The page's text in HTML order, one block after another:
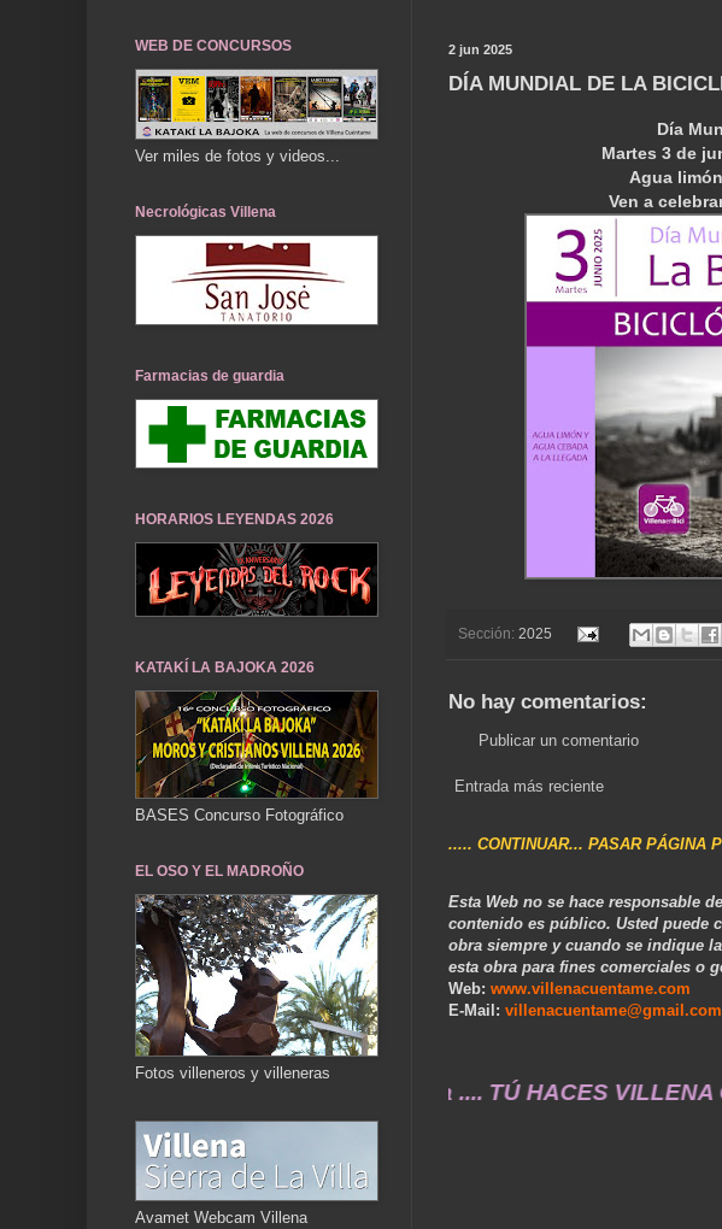
2 jun 2025
DÍA MUNDIAL DE LA
Día
Martes 3 de
Agua
Ven a
Sección: 2025
No hay comentarios:
Publicar un comentario
Entrada más reciente
..... CONTINUAR... PASAR PÁGINA
Esta Web no se hace responsable
contenido es público. Usted puede
obra siempre y cuando se indique
esta obra para fines comerciales o
Web: www.villenacuentame.com
E-Mail: villenacuentame@gmail.com
de ayer durarán toda una vida .... TÚ HACES VILLENA
WEB DE CONCURSOS
Ver miles de fotos y videos...
Necrológicas Villena
Farmacias de guardia
HORARIOS LEYENDAS 2026
KATAKÍ LA BAJOKA 2026
BASES Concurso Fotográfico
EL OSO Y EL MADROÑO
Fotos villeneros y villeneras
Avamet Webcam Villena